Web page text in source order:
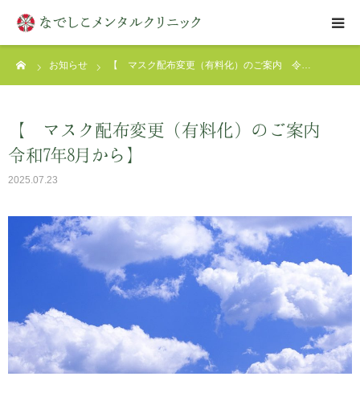
お知らせ 【 マスク配布変更（有料化）のご案内 令…
【 マスク配布変更（有料化）のご案内
令和7年8月から】
2025.07.23
はじめての方へ
診療案内
お問い合わせ